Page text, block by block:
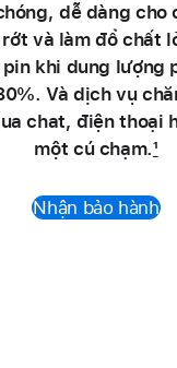
dễ dàng cho
và làm đổ chất
khi dung lượng
Và dịch vụ
chat, điện thoại
một cú chạm.1
Nhận bảo hành